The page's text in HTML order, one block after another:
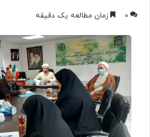
0 زمان مطالعه یک دقیقه